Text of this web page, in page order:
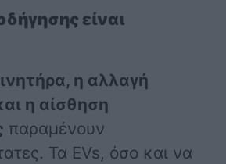
είναι
η αλλαγή
η αίσθηση
παραμένουν
Τα EVs, όσο και να